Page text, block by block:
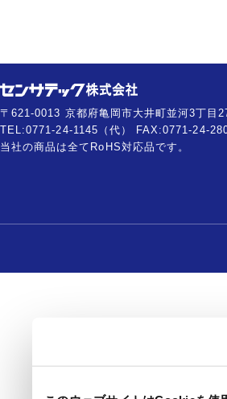
〒621-0013 京都府亀岡市大井町並河3丁目
TEL:0771-24-1145（代） FAX:0771-24-
当社の商品は全てRoHS対応品です。